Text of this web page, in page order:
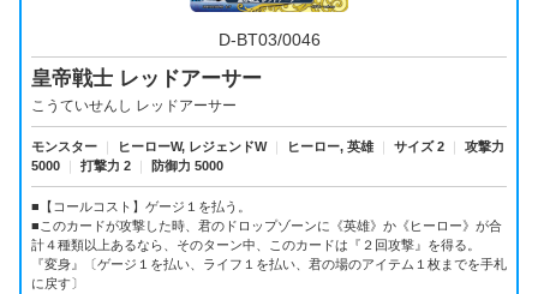
D-BT03/0046
皇帝戦士 レッドアーサー
こうていせんし レッドアーサー
モンスター ｜ ヒーローW, レジェンドW ｜ ヒーロー, 英雄 ｜ サイズ 2 ｜
攻撃力
5000
｜ 打撃力 2 ｜ 防御力 5000
■【コールコスト】ゲージ１を払う。
■このカードが攻撃した時、君のドロップゾーンに《英雄》か《ヒーロー》が合
計４種類以上あるなら、そのターン中、このカードは『２回攻撃』を得る。
『変身』〔ゲージ１を払い、ライフ１を払い、君の場のアイテム１枚までを手札
に戻す〕